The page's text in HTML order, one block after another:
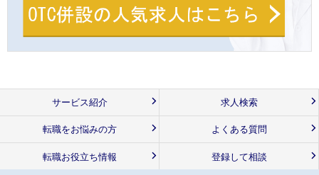
サービス紹介 求人検索
転職をお悩みの方 よくある質問
転職お役立ち情報 登録して相談